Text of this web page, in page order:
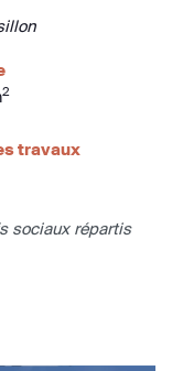
2
travaux
sociaux répartis